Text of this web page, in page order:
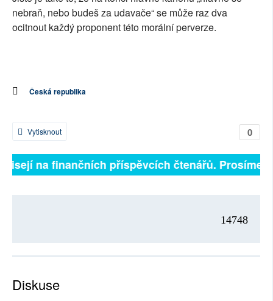
nebraň, nebo budeš za udavače“ se může raz dva
ocitnout každý proponent této morální perverze.
Česká republika
0
Vytisknout
na finančních příspěvcích čtenářů. Prosíme,
14748
Diskuse